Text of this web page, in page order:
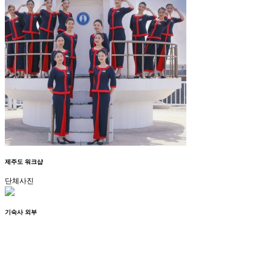
제주도 워크샵
단체사진
기숙사 외부